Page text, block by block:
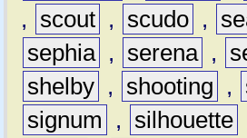
,
scout , scudo ,
sephia , serena ,
shelby , shooting ,
signum
, silhouette